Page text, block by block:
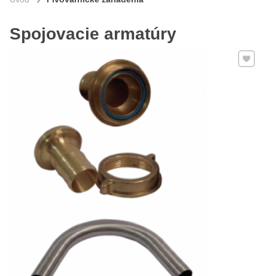
Spojovacie armatúry
Pridať